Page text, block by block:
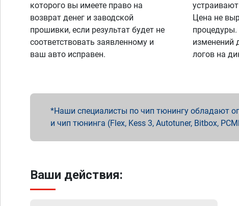
которого вы имеете право на
возврат денег и заводской
прошивки, если результат будет не
соответствовать заявленному и
ваш авто исправен.
Цена не
изменений
логов на
Наши специалисты по чип тюнингу обладают
и чип тюнинга (Flex, Kess 3, Autotuner, Bitbox,
Ваши действия: